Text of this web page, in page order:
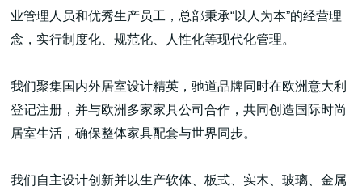
高端网站建设
广告大片形式做开发
业管理人员和优秀生产员工，总部秉承“以人为本”的经营理
念，实行制度化、规范化、人性化等现代化管理。
我们聚集国内外居室设计精英，驰道品牌同时在欧洲意大利
登记注册，并与欧洲多家家具公司合作，共同创造国际时尚
居室生活，确保整体家具配套与世界同步。
我们自主设计创新并以生产软体、板式、实木、玻璃、金属